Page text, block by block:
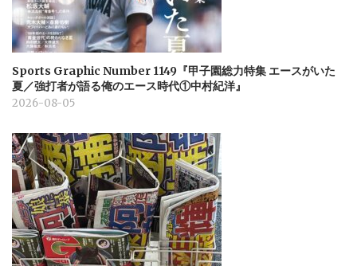
Sports Graphic Number 1149『甲子園総力特集 エースがいた
夏／強打者が語る俺のエース時代①中村紀洋』
2026-08-05